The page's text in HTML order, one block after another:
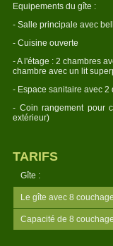
Equipements du gîte :
- Salle principale avec
- Cuisine ouverte
- A l'étage : 2 chambres
chambre avec un lit
- Espace sanitaire avec 2
- Coin rangement pour
extérieur)
TARIFS
Gîte :
Le gîte avec 8
Capacité de 8